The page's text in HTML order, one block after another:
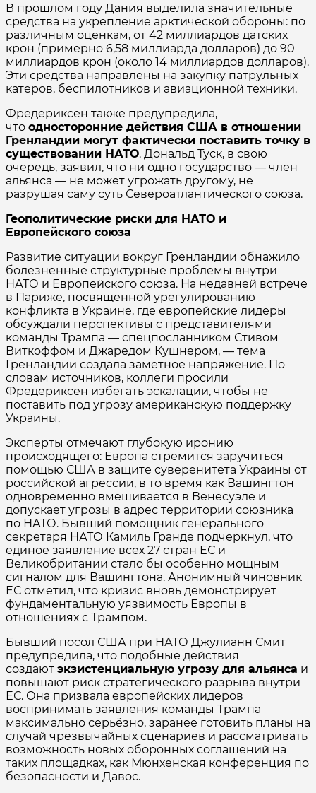
В прошлом году Дания выделила значительные
средства на укрепление арктической обороны: по
различным оценкам, от 42 миллиардов датских
крон (примерно 6,58 миллиарда долларов) до 90
миллиардов крон (около 14 миллиардов долларов).
Эти средства направлены на закупку патрульных
катеров, беспилотников и авиационной техники.
Фредериксен также предупредила,
что односторонние действия США в отношении
Гренландии могут фактически поставить точку в
существовании НАТО. Дональд Туск, в свою
очередь, заявил, что ни одно государство — член
альянса — не может угрожать другому, не
разрушая саму суть Североатлантического союза.
Геополитические риски для НАТО и
Европейского союза
Развитие ситуации вокруг Гренландии обнажило
болезненные структурные проблемы внутри
НАТО и Европейского союза. На недавней встрече
в Париже, посвящённой урегулированию
конфликта в Украине, где европейские лидеры
обсуждали перспективы с представителями
команды Трампа — спецпосланником Стивом
Виткоффом и Джаредом Кушнером, — тема
Гренландии создала заметное напряжение. По
словам источников, коллеги просили
Фредериксен избегать эскалации, чтобы не
поставить под угрозу американскую поддержку
Украины.
Эксперты отмечают глубокую иронию
происходящего: Европа стремится заручиться
помощью США в защите суверенитета Украины от
российской агрессии, в то время как Вашингтон
одновременно вмешивается в Венесуэле и
допускает угрозы в адрес территории союзника
по НАТО. Бывший помощник генерального
секретаря НАТО Камиль Гранде подчеркнул, что
единое заявление всех 27 стран ЕС и
Великобритании стало бы особенно мощным
сигналом для Вашингтона. Анонимный чиновник
ЕС отметил, что кризис вновь демонстрирует
фундаментальную уязвимость Европы в
отношениях с Трампом.
Бывший посол США при НАТО Джулианн Смит
предупредила, что подобные действия
создают экзистенциальную угрозу для альянса и
повышают риск стратегического разрыва внутри
ЕС. Она призвала европейских лидеров
воспринимать заявления команды Трампа
максимально серьёзно, заранее готовить планы на
случай чрезвычайных сценариев и рассматривать
возможность новых оборонных соглашений на
таких площадках, как Мюнхенская конференция по
безопасности и Давос.